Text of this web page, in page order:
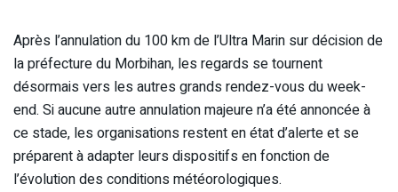
Après l’annulation du 100 km de l’Ultra Marin sur décision de
la préfecture du Morbihan, les regards se tournent
désormais vers les autres grands rendez-vous du week-
end. Si aucune autre annulation majeure n’a été annoncée à
ce stade, les organisations restent en état d’alerte et se
préparent à adapter leurs dispositifs en fonction de
l’évolution des conditions météorologiques.